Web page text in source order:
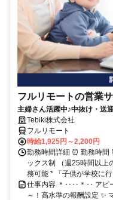
フルリモートの営業
主婦さん活躍中♪中抜け・送
Tebiki株式会社
フルリモート
時給1,925円～2,200円
勤務時間詳細 ⏰ 勤務
ックス制 （週25時間以上
務可能 * 「子供が学校に
仕事内容 ＊‥‥＊‥ アピ
～！高水準の報酬設定 ✨